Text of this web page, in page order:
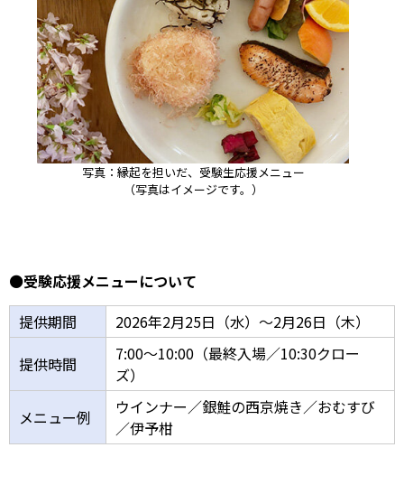
写真：縁起を担いだ、受験生応援メニュー
（写真はイメージです。）
⚫受験応援メニューについて
提供期間
2026年2月25日（水）～2月26日（木）
提供時間
7:00～10:00（最終入場／10:30クロー
ズ）
メニュー例
ウインナー／銀鮭の西京焼き／おむすび
／伊予柑